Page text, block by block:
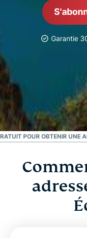
Garantie
POUR OBTENIR UNE
Comment
Équateur
Pourquoi utiliser